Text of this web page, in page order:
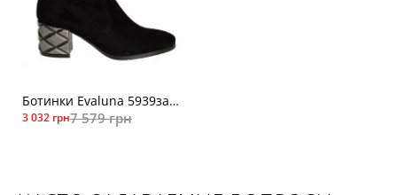
Ботинки Evaluna 5939замш чер
3 032 грн7 579 грн